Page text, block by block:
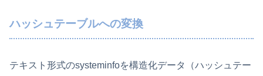
ハッシュテーブルへの変換
テキスト形式のsysteminfoを構造化データ（ハッシュテー